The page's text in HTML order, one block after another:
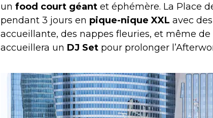
un food court géant et éphémère. La Place
pendant 3 jours en pique-nique XXL avec
accueillante, des nappes fleuries, et même
accueillera un DJ Set pour prolonger